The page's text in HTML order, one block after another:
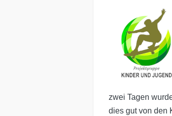
zwei Tagen
dies gut von den